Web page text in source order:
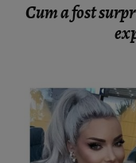
Cum a fost